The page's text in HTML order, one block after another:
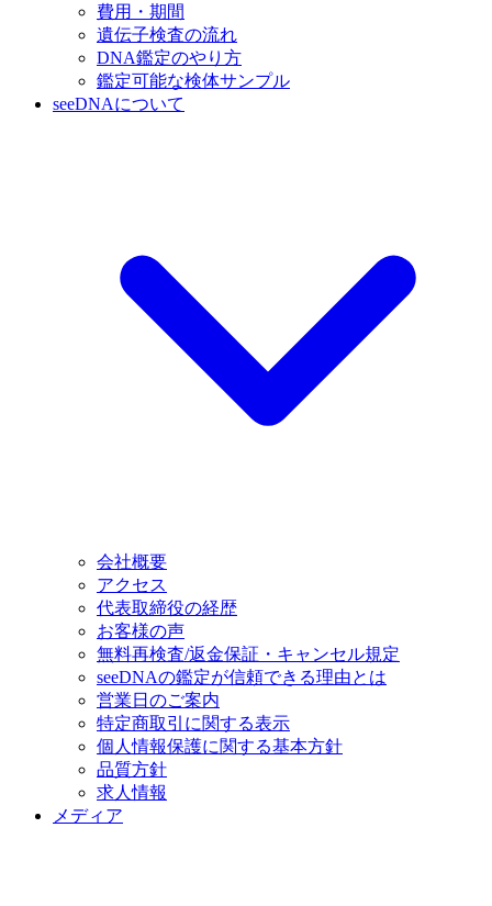
費用・期間
遺伝子検査の流れ
DNA鑑定のやり方
鑑定可能な検体サンプル
seeDNAについて
会社概要
アクセス
代表取締役の経歴
お客様の声
無料再検査/返金保証・キャンセル規定
seeDNAの鑑定が信頼できる理由とは
営業日のご案内
特定商取引に関する表示
個人情報保護に関する基本方針
品質方針
求人情報
メディア